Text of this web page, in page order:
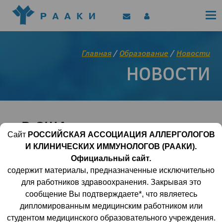
Клинические рекомендации
Позиционные документы
EAACI/РААКИ (статьи)
Цифровой канал
Главная/Образование /Новости
НОВОСТИ
В США терапия на основе
CRISPR одобрена по
второму показанию
23 января 2024 | 00:00:00
Управление по контролю качества пищевых
Сайт РОССИЙСКАЯ АССОЦИАЦИЯ АЛЛЕРГОЛОГОВ
И КЛИНИЧЕСКИХ ИММУНОЛОГОВ (РААКИ).
Официальный сайт.
содержит материалы, предназначенные исключительно
для работников здравоохранения. Закрывая это
сообщение Вы подтверждаете*, что являетесь
дипломированным медицинским работником или
студентом медицинского образовательного учреждения.